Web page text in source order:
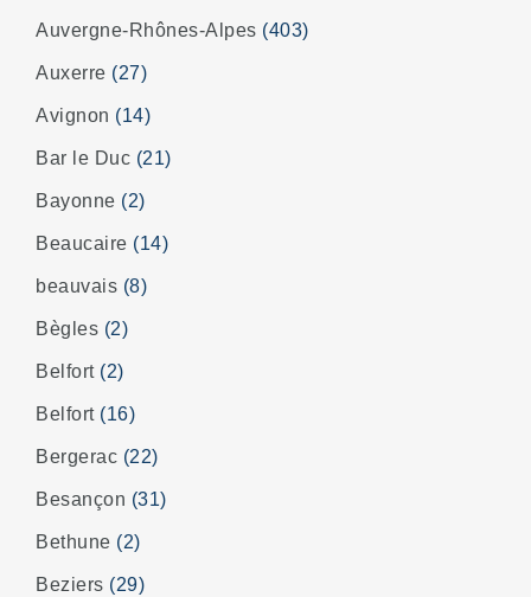
Auvergne-Rhônes-Alpes (403)
Auxerre (27)
Avignon (14)
Bar le Duc (21)
Bayonne (2)
Beaucaire (14)
beauvais (8)
Bègles (2)
Belfort (2)
Belfort (16)
Bergerac (22)
Besançon (31)
Bethune (2)
Beziers (29)